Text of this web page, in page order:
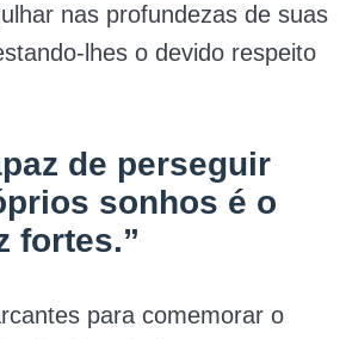
nas profundezas de suas
lhes o devido respeito
de perseguir
sonhos é o
fortes.”
para comemorar o